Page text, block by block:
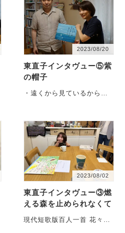
2023/08/20
東直子インタヴュー⑤紫
の帽子
・遠くから見ているからね
実・・・
2023/08/02
東直子インタヴュー③燃
える森を止められなくて
現代短歌版百人一首 花々は